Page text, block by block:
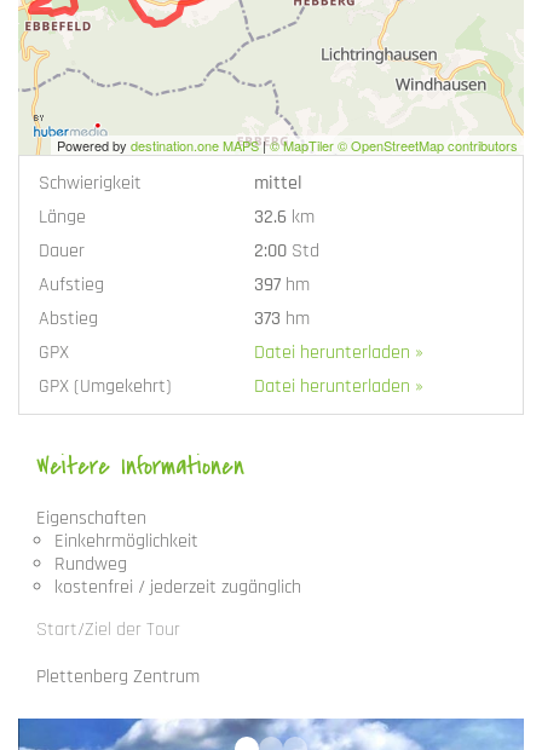
Powered by destination.one MAPS|© MapTiler © OpenStreetMap contributors
Schwierigkeit
mittel
Länge
32.6 km
Dauer
2:00 Std
Aufstieg
397 hm
Abstieg
373 hm
GPX
Datei herunterladen »
GPX (Umgekehrt)
Datei herunterladen »
Weitere Informationen
Eigenschaften
Einkehrmöglichkeit
Rundweg
kostenfrei / jederzeit zugänglich
Start/Ziel der Tour
Plettenberg Zentrum